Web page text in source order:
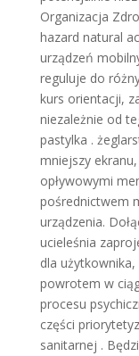
Organizacja
hazard natural
urządzeń
reguluje do
kurs orientacji,
niezależnie od
pastylka .
mniejszy
opływowymi
pośrednictwem
urządzenia.
ucieleśnia
dla
powrotem w
procesu
części
sanitarnej .